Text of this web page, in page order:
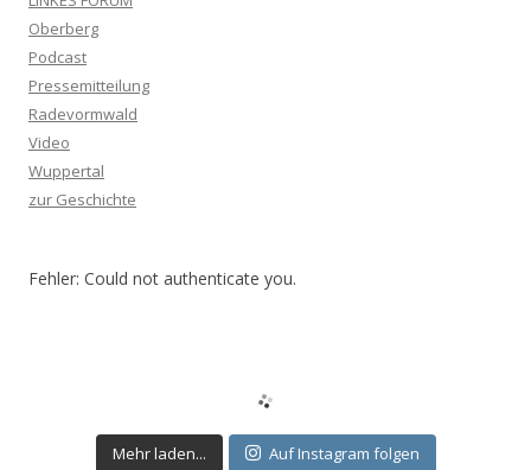
Oberberg
Podcast
Pressemitteilung
Radevormwald
Video
Wuppertal
zur Geschichte
Fehler: Could not authenticate you.
Mehr laden... Auf Instagram folgen